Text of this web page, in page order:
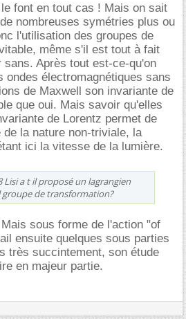
font en tout cas ! Mais on sait
nombreuses symétries plus ou
l'utilisation des groupes de
même s'il est tout à fait
Après tout est-ce-qu'on
ondes électromagnétiques sans
de Maxwell son invariante de
que oui. Mais savoir qu'elles
de Lorentz permet de
la nature non-triviale, la
ici la vitesse de la lumière.
Lisi a t il proposé un lagrangien
de transformation?
sous forme de l'action "of
ensuite quelques sous parties
très succintement, son étude
en majeur partie.